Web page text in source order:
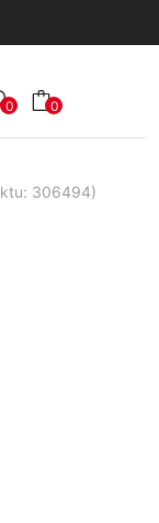
0 0
306494)